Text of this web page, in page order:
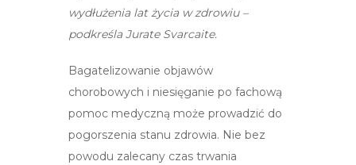
wydłużenia lat życia w zdrowiu –
podkreśla Jurate Svarcaite.
Bagatelizowanie objawów
chorobowych i niesięganie po fachową
pomoc medyczną może prowadzić do
pogorszenia stanu zdrowia. Nie bez
powodu zalecany czas trwania